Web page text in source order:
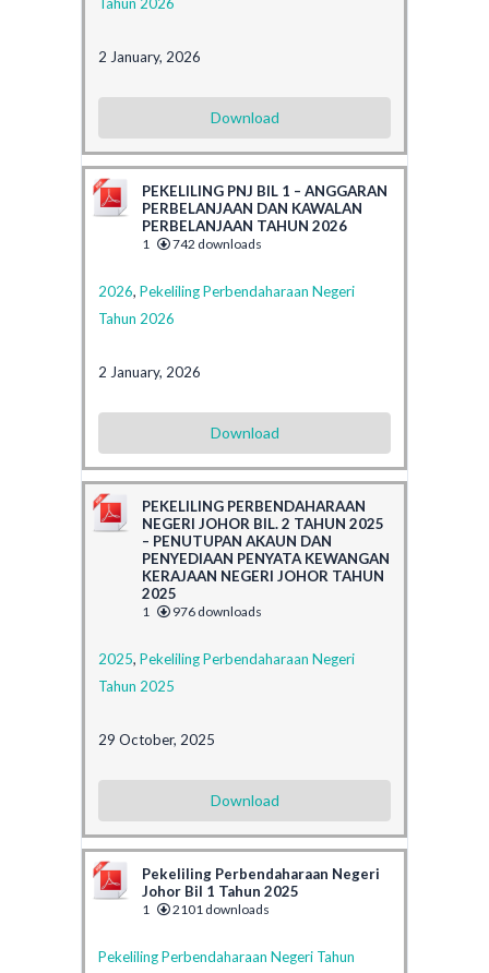
2 January, 2026
Download
PEKELILING PNJ BIL 1 – ANGGARAN
PERBELANJAAN DAN KAWALAN
PERBELANJAAN TAHUN 2026
1 742 downloads
2026, Pekeliling Perbendaharaan Negeri
Tahun 2026
2 January, 2026
Download
PEKELILING PERBENDAHARAAN
NEGERI JOHOR BIL. 2 TAHUN 2025
– PENUTUPAN AKAUN DAN
PENYEDIAAN PENYATA KEWANGAN
KERAJAAN NEGERI JOHOR TAHUN
2025
1 976 downloads
2025, Pekeliling Perbendaharaan Negeri
Tahun 2025
29 October, 2025
Download
Pekeliling Perbendaharaan Negeri
Johor Bil 1 Tahun 2025
1 2101 downloads
Pekeliling Perbendaharaan Negeri Tahun